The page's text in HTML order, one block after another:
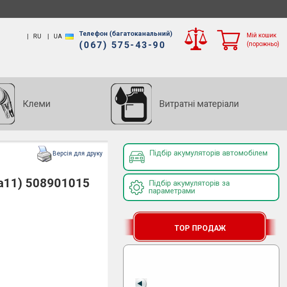
RU UA Телефон (багатоканальний)
(067) 575-43-90
Мій кошик
(порожньо)
Клеми Витратні матеріали
Версія для друку
508901015
Підбір акумуляторів автомобілем
Підбір акумуляторів за
параметрами
TOP ПРОДАЖ